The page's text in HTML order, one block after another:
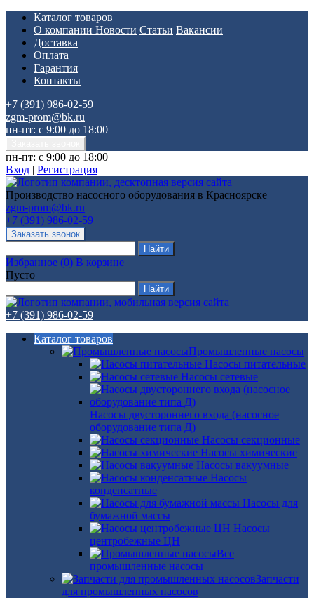
Каталог товаров
О компании Новости Статьи Вакансии
Доставка
Оплата
Гарантия
Контакты
+7 (391) 986-02-59
zgm-prom@bk.ru
пн-пт: с 9:00 до 18:00
пн-пт: с 9:00 до 18:00
Вход | Регистрация
Производство насосного оборудования в Красноярске
zgm-prom@bk.ru
+7 (391) 986-02-59
Избранное (0) В корзине
Пусто
+7 (391) 986-02-59
Каталог товаров
Промышленные насосы
Насосы питательные
Насосы сетевые
Насосы двустороннего входа (насосное
оборудование типа Д)
Насосы секционные
Насосы химические
Насосы вакуумные
Насосы
конденсатные
Насосы для
бумажной массы
Насосы
центробежные ЦН
Все
промышленные насосы
Запчасти
для промышленных насосов